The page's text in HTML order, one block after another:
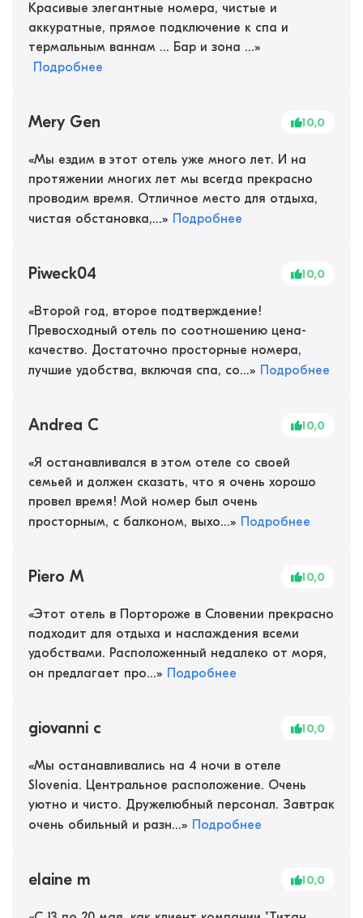
Красивые элегантные номера, чистые и
аккуратные, прямое подключение к спа и
термальным ваннам ... Бар и зона ...»
Подробнее
Mery Gen 10,0
«Мы ездим в этот отель уже много лет. И на
протяжении многих лет мы всегда прекрасно
проводим время. Отличное место для отдыха,
чистая обстановка,...» Подробнее
Piweck04 10,0
«Второй год, второе подтверждение!
Превосходный отель по соотношению цена-
качество. Достаточно просторные номера,
лучшие удобства, включая спа, со...» Подробнее
Andrea C 10,0
«Я останавливался в этом отеле со своей
семьей и должен сказать, что я очень хорошо
провел время! Мой номер был очень
просторным, с балконом, выхо...» Подробнее
Piero M 10,0
«Этот отель в Портороже в Словении прекрасно
подходит для отдыха и наслаждения всеми
удобствами. Расположенный недалеко от моря,
он предлагает про...» Подробнее
giovanni c 10,0
«Мы останавливались на 4 ночи в отеле
Slovenia. Центральное расположение. Очень
уютно и чисто. Дружелюбный персонал. Завтрак
очень обильный и разн...» Подробнее
elaine m 10,0